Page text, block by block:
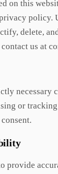
on this
policy.
delete,
us at
necessary
or
provide